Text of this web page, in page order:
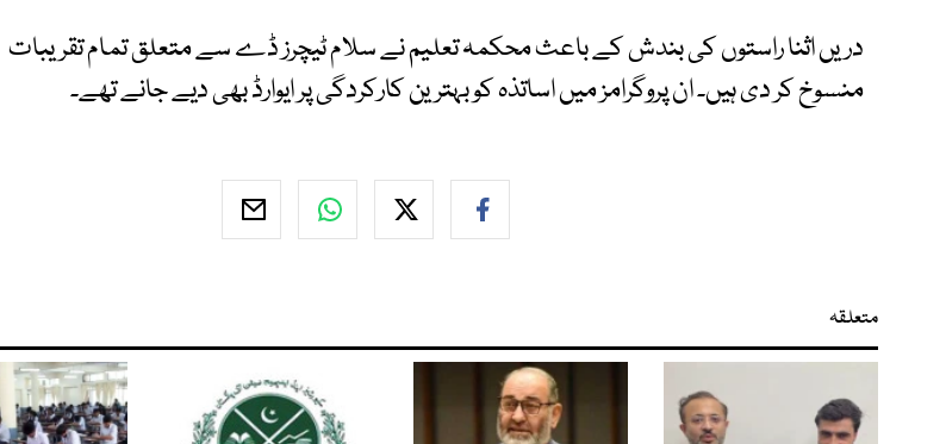
دریں اثنا راستوں کی بندش کے باعث محکمہ تعلیم نے سلام ٹیچرز ڈے سے متعلق تمام تقریبات
منسوخ کر دی ہیں۔ ان پروگرامز میں اساتذہ کو بہترین کارکردگی پر ایوارڈ بھی دیے جانے تھے۔
متعلقہ